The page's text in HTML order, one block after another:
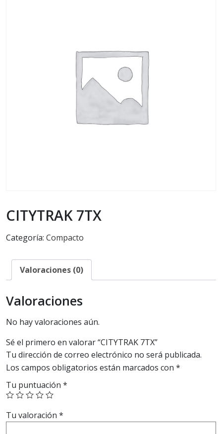
CITYTRAK 7TX
Categoría: Compacto
Valoraciones (0)
Valoraciones
No hay valoraciones aún.
Sé el primero en valorar “CITYTRAK 7TX”
Tu dirección de correo electrónico no será publicada.
Los campos obligatorios están marcados con *
Tu puntuación *
Tu valoración *